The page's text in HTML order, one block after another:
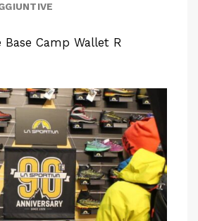
Base Camp Wallet R